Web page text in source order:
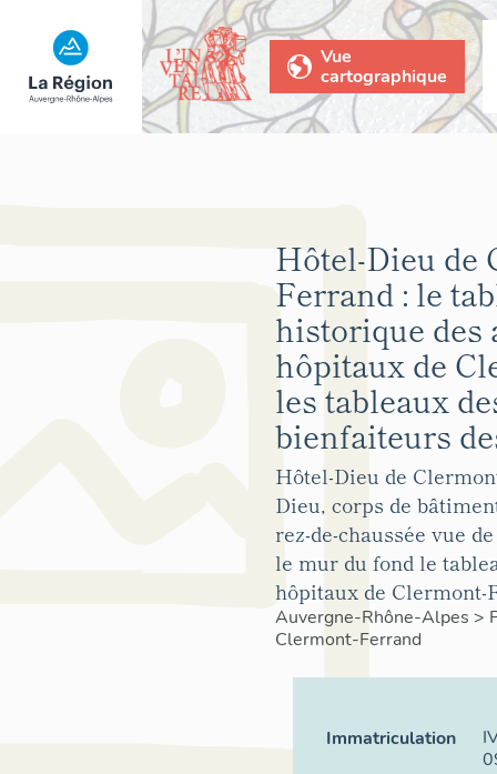
Vue
cartographique
Hôtel-Dieu de
Ferrand : le
historique des
hôpitaux de
les tableaux
bienfaiteurs
Hôtel-Dieu de
Dieu, corps de
rez-de-chaussée vue
le mur du fond le
hôpitaux de Clermont-
Auvergne-Rhône-Alpes >
Clermont-Ferrand
Immatriculation